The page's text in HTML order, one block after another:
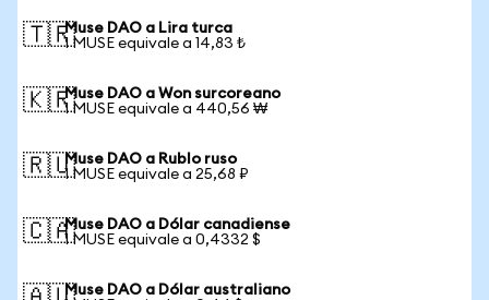
🇹🇷Muse DAO a Lira turca
1 MUSE equivale a 14,83 ₺
🇰🇷Muse DAO a Won surcoreano
1 MUSE equivale a 440,56 ₩
🇷🇺Muse DAO a Rublo ruso
1 MUSE equivale a 25,68 ₽
🇨🇦Muse DAO a Dólar canadiense
1 MUSE equivale a 0,4332 $
Muse DAO a Dólar australiano